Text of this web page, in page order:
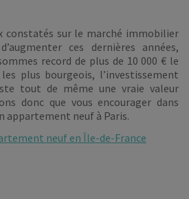
constatés sur le marché immobilier
ces dernières années,
record de plus de 10 000 € le
plus bourgeois, l’investissement
tout de même une vraie valeur
donc que vous encourager dans
appartement neuf à Paris.
neuf en Île-de-France